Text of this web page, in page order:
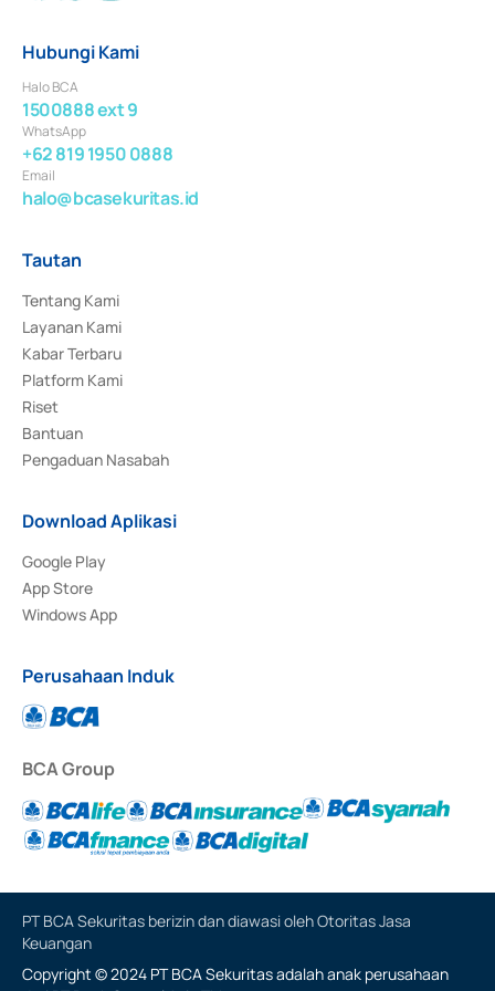
Hubungi Kami
Halo BCA
1500888 ext 9
WhatsApp
+62 819 1950 0888
Email
halo@bcasekuritas.id
Tautan
Tentang Kami
Layanan Kami
Kabar Terbaru
Platform Kami
Riset
Bantuan
Pengaduan Nasabah
Download Aplikasi
Google Play
App Store
Windows App
Perusahaan Induk
BCA Group
PT BCA Sekuritas berizin dan diawasi oleh Otoritas Jasa
Keuangan
Copyright © 2024 PT BCA Sekuritas adalah anak perusahaan